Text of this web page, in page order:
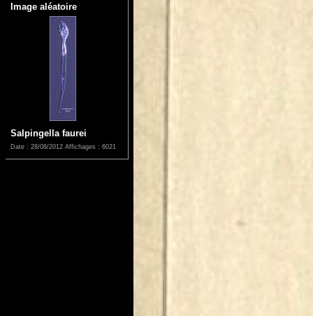
Image aléatoire
Salpingella faurei
Date : 28/08/2012 Affichages : 6021